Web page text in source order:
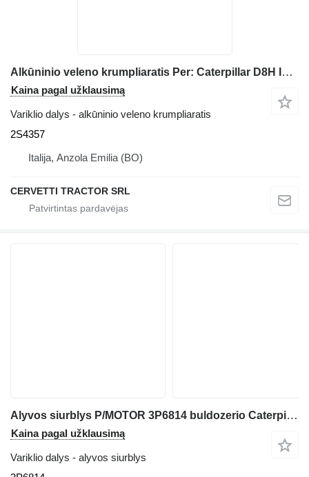
Alkūninio veleno krumpliaratis Per: Caterpillar D8H Ingranaggio, M 2S4357 buldozerio Caterpillar D8H
Kaina pagal užklausimą
Variklio dalys - alkūninio veleno krumpliaratis
2S4357
Italija, Anzola Emilia (BO)
CERVETTI TRACTOR SRL
Alyvos siurblys P/MOTOR 3P6814 buldozerio Caterpillar D6D
Kaina pagal užklausimą
Variklio dalys - alyvos siurblys